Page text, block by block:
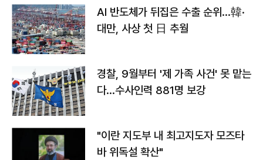
AI 반도체가 뒤집은 수출 순위…韓·
대만, 사상 첫 日 추월
경찰, 9월부터 '제 가족 사건' 못 맡는
다…수사인력 881명 보강
"이란 지도부 내 최고지도자 모즈타
바 위독설 확산"